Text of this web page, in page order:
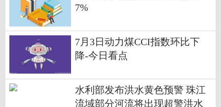
7%
7月3日动力煤CCI指数环比下
降-今日看点
水利部发布洪水黄色预警 珠江
流域部分河流将出现超警洪水